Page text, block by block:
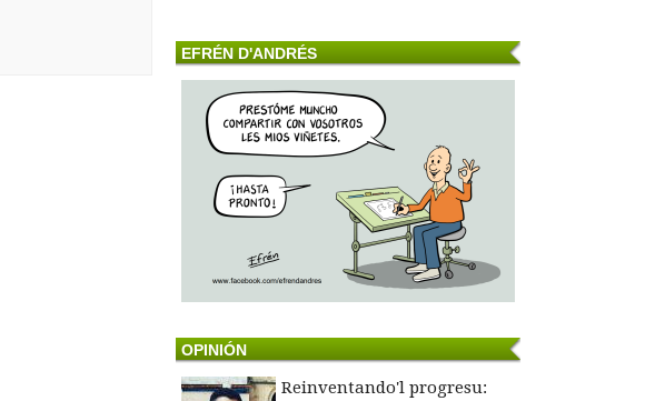
EFRÉN D'ANDRÉS
OPINIÓN
Reinventando'l progresu: